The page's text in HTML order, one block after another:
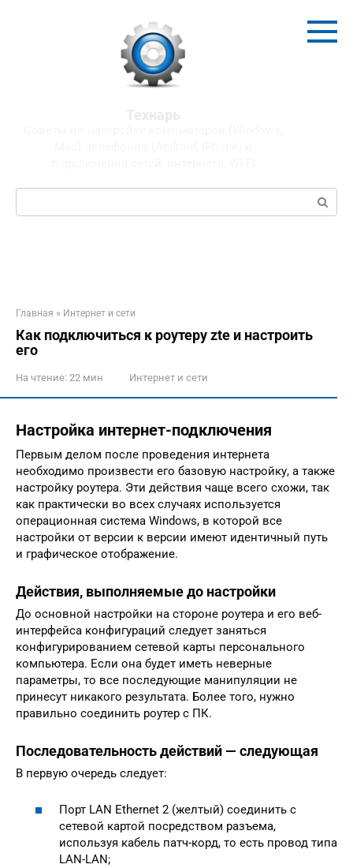
Поиск:
Главная » Интернет и сети
Как подключиться к роутеру zte и настроить
его
На чтение: 22 мин Интернет и сети
Настройка интернет-подключения
Первым делом после проведения интернета
необходимо произвести его базовую настройку, а также
настройку роутера. Эти действия чаще всего схожи, так
как практически во всех случаях используется
операционная система Windows, в которой все
настройки от версии к версии имеют идентичный путь
и графическое отображение.
Действия, выполняемые до настройки
До основной настройки на стороне роутера и его веб-
интерфейса конфигураций следует заняться
конфигурированием сетевой карты персонального
компьютера. Если она будет иметь неверные
параметры, то все последующие манипуляции не
принесут никакого результата. Более того, нужно
правильно соединить роутер с ПК.
Последовательность действий — следующая
В первую очередь следует:
Порт LAN Ethernet 2 (желтый) соединить с
сетевой картой посредством разъема,
используя кабель патч-корд, то есть провод типа
LAN-LAN;